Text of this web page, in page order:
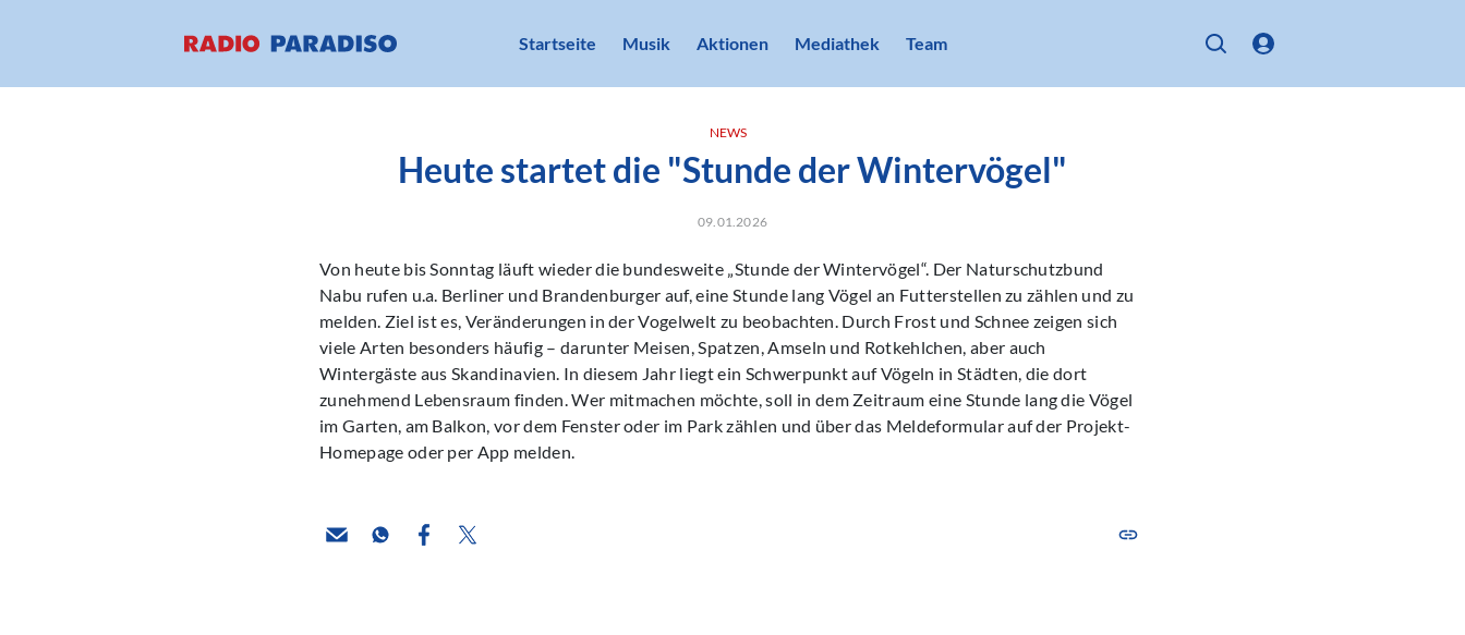
Startseite Musik Aktionen Mediathek Team
NEWS
Heute startet die "Stunde der Wintervögel"
09.01.2026
Von heute bis Sonntag läuft wieder die bundesweite „Stunde der Wintervögel“. Der Naturschutzbund
Nabu rufen u.a. Berliner und Brandenburger auf, eine Stunde lang Vögel an Futterstellen zu zählen und zu
melden. Ziel ist es, Veränderungen in der Vogelwelt zu beobachten. Durch Frost und Schnee zeigen sich
viele Arten besonders häufig – darunter Meisen, Spatzen, Amseln und Rotkehlchen, aber auch
Wintergäste aus Skandinavien. In diesem Jahr liegt ein Schwerpunkt auf Vögeln in Städten, die dort
zunehmend Lebensraum finden. Wer mitmachen möchte, soll in dem Zeitraum eine Stunde lang die Vögel
im Garten, am Balkon, vor dem Fenster oder im Park zählen und über das Meldeformular auf der Projekt-
Homepage oder per App melden.